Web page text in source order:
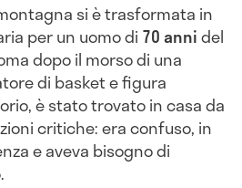
si è trasformata in
per un uomo di 70 annidel
dopo il morso di una
di basket e figura
è stato trovato in casa da
critiche: era confuso, in
e aveva bisogno di